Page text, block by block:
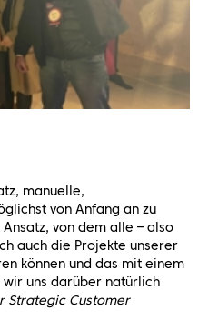
manuelle,
von Anfang an zu
von dem alle – also
auch die Projekte unserer
können und das mit einem
uns darüber natürlich
Strategic Customer